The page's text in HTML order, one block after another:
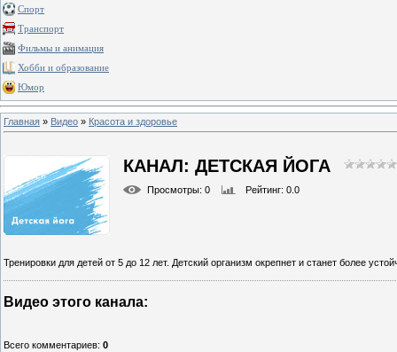
Спорт
Транспорт
Фильмы и анимация
Хобби и образование
Юмор
Главная » Видео » Красота и здоровье
КАНАЛ: ДЕТСКАЯ ЙОГА
Просмотры: 0 Рейтинг: 0.0
Тренировки для детей от 5 до 12 лет. Детский организм окрепнет и станет более
Видео этого канала:
Всего комментариев: 0